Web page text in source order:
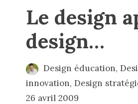
Le design
design…
Design éducation,
innovation,Design
26 avril 2009